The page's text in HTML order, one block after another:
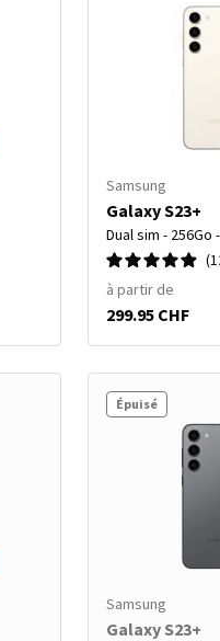
Samsung
Galaxy S23+
Dual sim - 256Go
à partir de
299.95 CHF
Épuisé
Samsung
Galaxy S23+